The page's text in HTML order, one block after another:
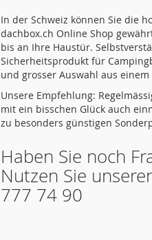
In der Schweiz können Sie die
dachbox.ch Online Shop
bis an Ihre Haustür.
Sicherheitsprodukt für
und grosser Auswahl aus
Unsere Empfehlung:
mit ein bisschen Glück auch
zu besonders günstigen
Haben Sie noch
Nutzen Sie
777 74 90